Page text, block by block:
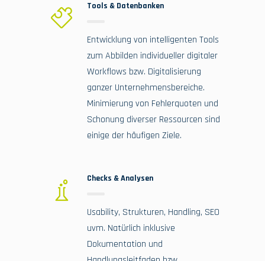
Tools & Datenbanken
Entwicklung von intelligenten Tools
zum Abbilden individueller digitaler
Workflows bzw. Digitalisierung
ganzer Unternehmensbereiche.
Minimierung von Fehlerquoten und
Schonung diverser Ressourcen sind
einige der häufigen Ziele.
Checks & Analysen
Usability, Strukturen, Handling, SEO
uvm. Natürlich inklusive
Dokumentation und